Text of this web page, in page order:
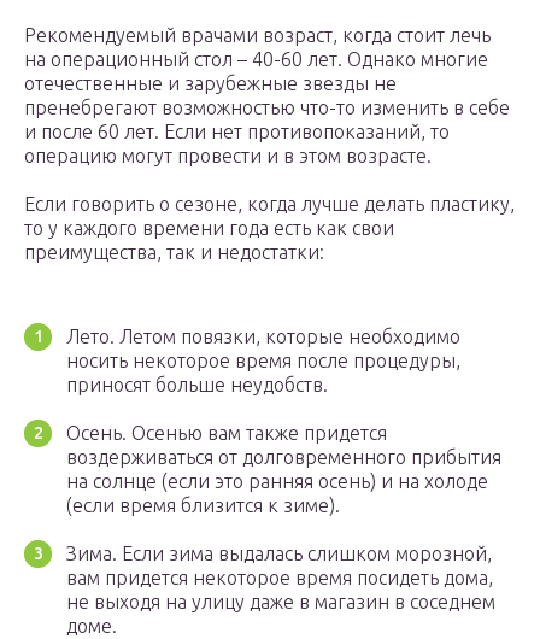
Рекомендуемый врачами возраст, когда стоит лечь
на операционный стол – 40-60 лет. Однако многие
отечественные и зарубежные звезды не
пренебрегают возможностью что-то изменить в себе
и после 60 лет. Если нет противопоказаний, то
операцию могут провести и в этом возрасте.
Если говорить о сезоне, когда лучше делать пластику,
то у каждого времени года есть как свои
преимущества, так и недостатки:
Лето. Летом повязки, которые необходимо
носить некоторое время после процедуры,
приносят больше неудобств.
Осень. Осенью вам также придется
воздерживаться от долговременного прибытия
на солнце (если это ранняя осень) и на холоде
(если время близится к зиме).
Зима. Если зима выдалась слишком морозной,
вам придется некоторое время посидеть дома,
не выходя на улицу даже в магазин в соседнем
доме.